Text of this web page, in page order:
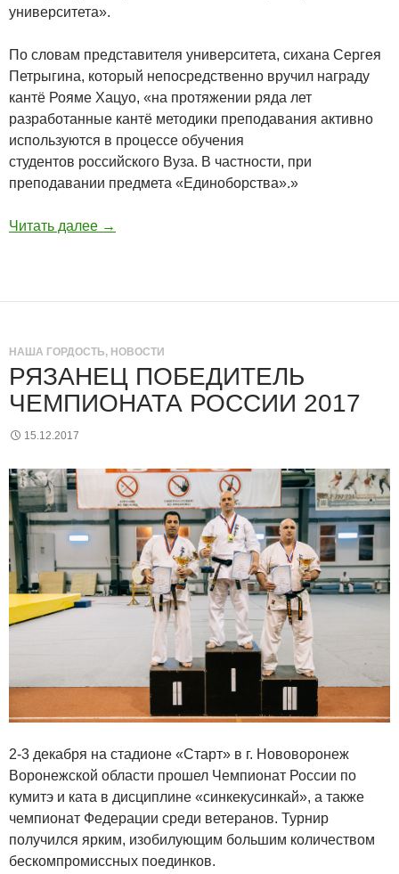
университета».
По словам представителя университета, сихана Сергея
Петрыгина, который непосредственно вручил награду
кантё Рояме Хацуо, «на протяжении ряда лет
разработанные кантё методики преподавания активно
используются в процессе обучения
студентов российского Вуза. В частности, при
преподавании предмета «Единоборства».»
Читать далее →
НАША ГОРДОСТЬ, НОВОСТИ
РЯЗАНЕЦ ПОБЕДИТЕЛЬ
ЧЕМПИОНАТА РОССИИ 2017
15.12.2017
2-3 декабря на стадионе «Старт» в г. Нововоронеж
Воронежской области прошел Чемпионат России по
кумитэ и ката в дисциплине «синкекусинкай», а также
чемпионат Федерации среди ветеранов. Турнир
получился ярким, изобилующим большим количеством
бескомпромиссных поединков.